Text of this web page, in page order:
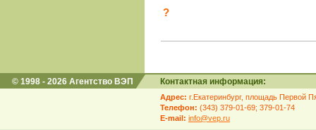
?
© 1998 - 2026 Агентство ВЭП Контактная информация:
Адрес: г.Екатеринбург, площадь Первой
Телефон: (343) 379-01-69; 379-01-74
E-mail: info@vep.ru